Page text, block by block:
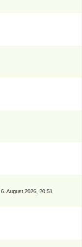
6. August 2026, 20:51